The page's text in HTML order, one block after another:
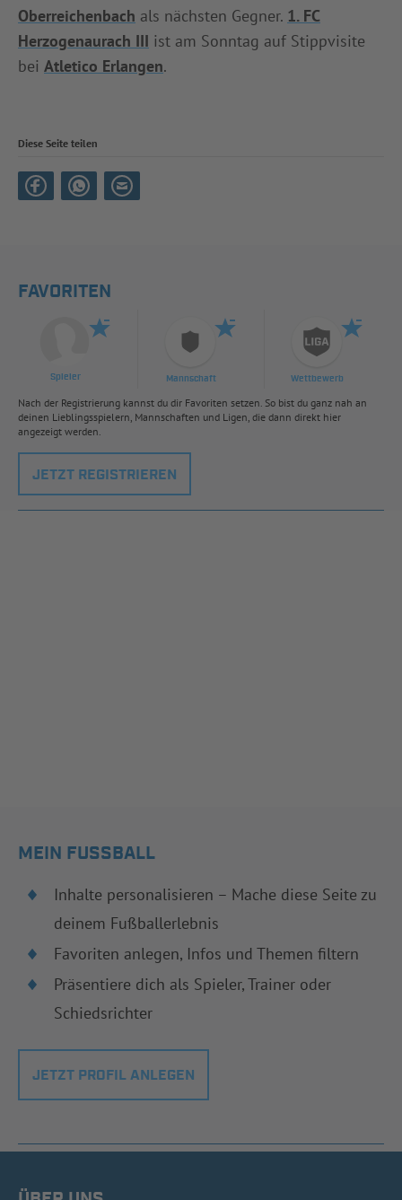
Oberreichenbach als nächsten Gegner. 1. FC
Herzogenaurach III ist am Sonntag auf Stippvisite
bei Atletico Erlangen.
Diese Seite teilen
FAVORITEN
Spieler Mannschaft Wettbewerb
Nach der Registrierung kannst du dir Favoriten setzen. So bist du ganz nah an
deinen Lieblingsspielern, Mannschaften und Ligen, die dann direkt hier
angezeigt werden.
JETZT REGISTRIEREN
MEIN FUSSBALL
Inhalte personalisieren – Mache diese Seite zu
deinem Fußballerlebnis
Favoriten anlegen, Infos und Themen filtern
Präsentiere dich als Spieler, Trainer oder
Schiedsrichter
JETZT PROFIL ANLEGEN